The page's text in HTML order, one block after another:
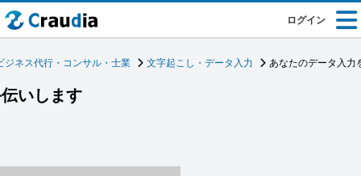
ログイン
ジネス代行・コンサル・士業 文字起こし・データ入力 あなたのデータ入力
いします